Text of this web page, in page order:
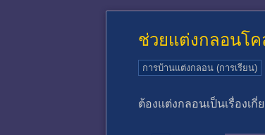
ช่วยแต่งกลอนโ
การบ้านแต่งกลอน (การเรียน)
ต้องแต่งกลอนเป็นเรื่องเ